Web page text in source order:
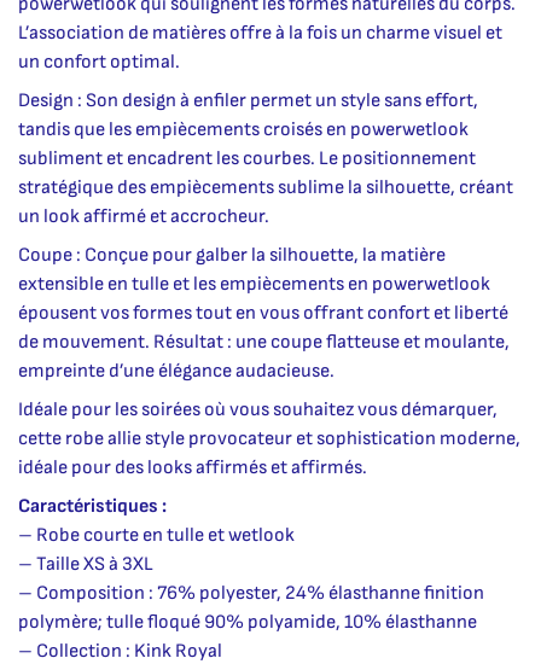
L’association de matières offre à la fois un charme visuel et
un confort optimal.
Design : Son design à enfiler permet un style sans effort,
tandis que les empiècements croisés en powerwetlook
subliment et encadrent les courbes. Le positionnement
stratégique des empiècements sublime la silhouette, créant
un look affirmé et accrocheur.
Coupe : Conçue pour galber la silhouette, la matière
extensible en tulle et les empiècements en powerwetlook
épousent vos formes tout en vous offrant confort et liberté
de mouvement. Résultat : une coupe flatteuse et moulante,
empreinte d’une élégance audacieuse.
Idéale pour les soirées où vous souhaitez vous démarquer,
cette robe allie style provocateur et sophistication moderne,
idéale pour des looks affirmés et affirmés.
Caractéristiques :
– Robe courte en tulle et wetlook
– Taille XS à 3XL
– Composition : 76% polyester, 24% élasthanne finition
polymère; tulle floqué 90% polyamide, 10% élasthanne
– Collection : Kink Royal